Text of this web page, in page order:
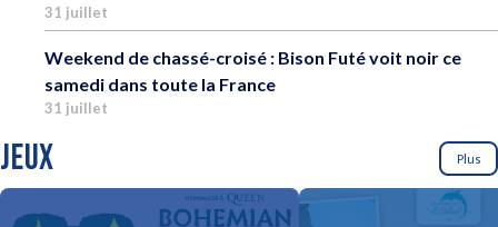
31 juillet
Weekend de chassé-croisé : Bison Futé voit noir ce
samedi dans toute la France
31 juillet
JEUX Plus